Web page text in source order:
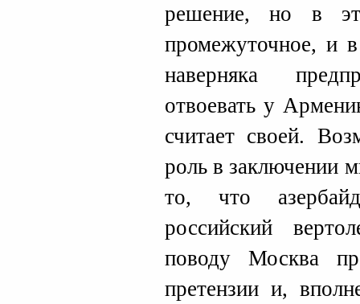
решение, но в
промежуточное, и
наверняка
отвоевать у
считает своей.
роль в заключении
то, что
российский
поводу Москва
претензии и,